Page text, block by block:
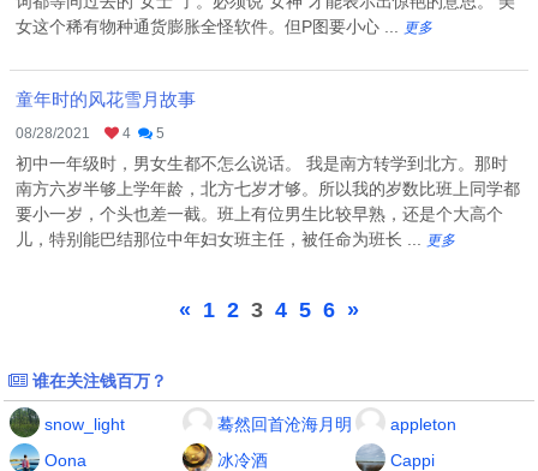
女这个稀有物种通货膨胀全怪软件。但P图要小心 ...
更多
童年时的风花雪月故事
08/28/2021 4 5
初中一年级时，男女生都不怎么说话。 我是南方转学到北方。那时
南方六岁半够上学年龄，北方七岁才够。所以我的岁数比班上同学都
要小一岁，个头也差一截。班上有位男生比较早熟，还是个大高个
儿，特别能巴结那位中年妇女班主任，被任命为班长 ...
更多
« 1 2 3 4 5 6 »
谁在关注钱百万？
snow_light 蓦然回首沧海月明
appleton
Oona
冰冷酒
Cappi